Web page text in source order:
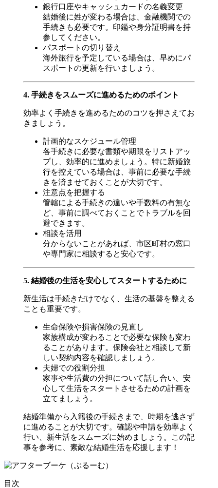
銀行口座やキャッシュカードの名義変更
結婚後に姓が変わる場合は、金融機関での
手続きも必要です。印鑑や身分証明書を持
参してください。
パスポートの切り替え
海外旅行を予定している場合は、早めにパ
スポートの更新を行いましょう。
4. 手続きをスムーズに進めるためのポイント
効率よく手続きを進めるためのコツを押さえてお
きましょう。
計画的なスケジュール管理
各手続きに必要な書類や期限をリストアッ
プし、効率的に進めましょう。特に新婚旅
行を控えている場合は、事前に必要な手続
きを済ませておくことが大切です。
注意点を把握する
管轄による手続きの違いや手数料の有無な
ど、事前に調べておくことでトラブルを回
避できます。
相談を活用
分からないことがあれば、市区町村の窓口
や専門家に相談すると安心です。
5. 結婚後の生活を安心してスタートするために
新生活は手続きだけでなく、生活の基盤を整える
ことも重要です。
生命保険や損害保険の見直し
家族構成が変わることで必要な保険も変わ
ることがあります。保険会社と相談して新
しい契約内容を確認しましょう。
夫婦での役割分担
家事や生活費の分担について話し合い、安
心して生活をスタートさせるための計画を
立てましょう。
結婚準備から入籍後の手続きまで、時期を逃さず
に進めることが大切です。確認や申請を効率よく
行い、新生活をスムーズに始めましょう。この記
事を参考に、素敵な結婚生活を応援します！
目次